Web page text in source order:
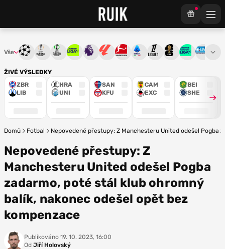
ŽIVÉ VÝSLEDKY
ZBR
LIB
HRA
UNI
SAN
KFU
CAM
EXC
BEI
SHE
Vše Liga mistrůEvropská liga
Konferenční liga
Chance ligaPremier League
La LigaBundesliga
Serie ALigue 1Mistrovství světa
Chance3. ČFL
Domů Fotbal Nepovedené přestupy: Z Manchesteru United odešel Pogba
Nepovedené přestupy: Z
Manchesteru United odešel Pogba
zadarmo, poté stál klub ohromný
balík, nakonec odešel opět bez
kompenzace
Publikováno 19. 10. 2023, 16:00
Od Jiří Holovský